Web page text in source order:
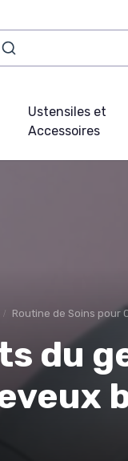
Ustensiles et
Accessoires
Routine de Soins pour
du